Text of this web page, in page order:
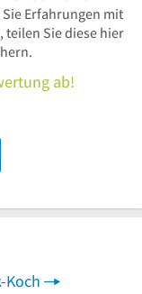
Erfahrungen mit
teilen Sie diese hier
ab!
Koch